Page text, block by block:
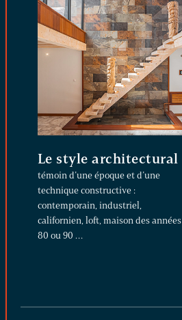
Le style architectural
témoin d’une époque et d’une
technique constructive :
contemporain, industriel,
californien, loft, maison des années
80 ou 90 …